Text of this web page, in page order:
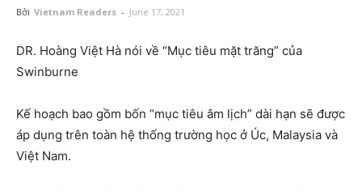
Bởi Vietnam Readers - June 17, 2021
DR. Hoàng Việt Hà nói về “Mục tiêu mặt trăng” của
Swinburne
Kế hoạch bao gồm bốn “mục tiêu âm lịch” dài hạn sẽ được
áp dụng trên toàn hệ thống trường học ở Úc, Malaysia và
Việt Nam.